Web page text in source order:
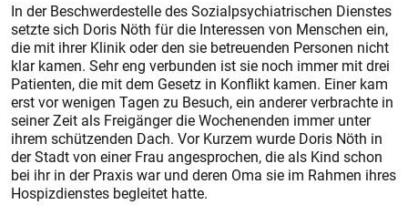
In der Beschwerdestelle des Sozialpsychiatrischen Dienstes
setzte sich Doris Nöth für die Interessen von Menschen ein,
die mit ihrer Klinik oder den sie betreuenden Personen nicht
klar kamen. Sehr eng verbunden ist sie noch immer mit drei
Patienten, die mit dem Gesetz in Konflikt kamen. Einer kam
erst vor wenigen Tagen zu Besuch, ein anderer verbrachte in
seiner Zeit als Freigänger die Wochenenden immer unter
ihrem schützenden Dach. Vor Kurzem wurde Doris Nöth in
der Stadt von einer Frau angesprochen, die als Kind schon
bei ihr in der Praxis war und deren Oma sie im Rahmen ihres
Hospizdienstes begleitet hatte.